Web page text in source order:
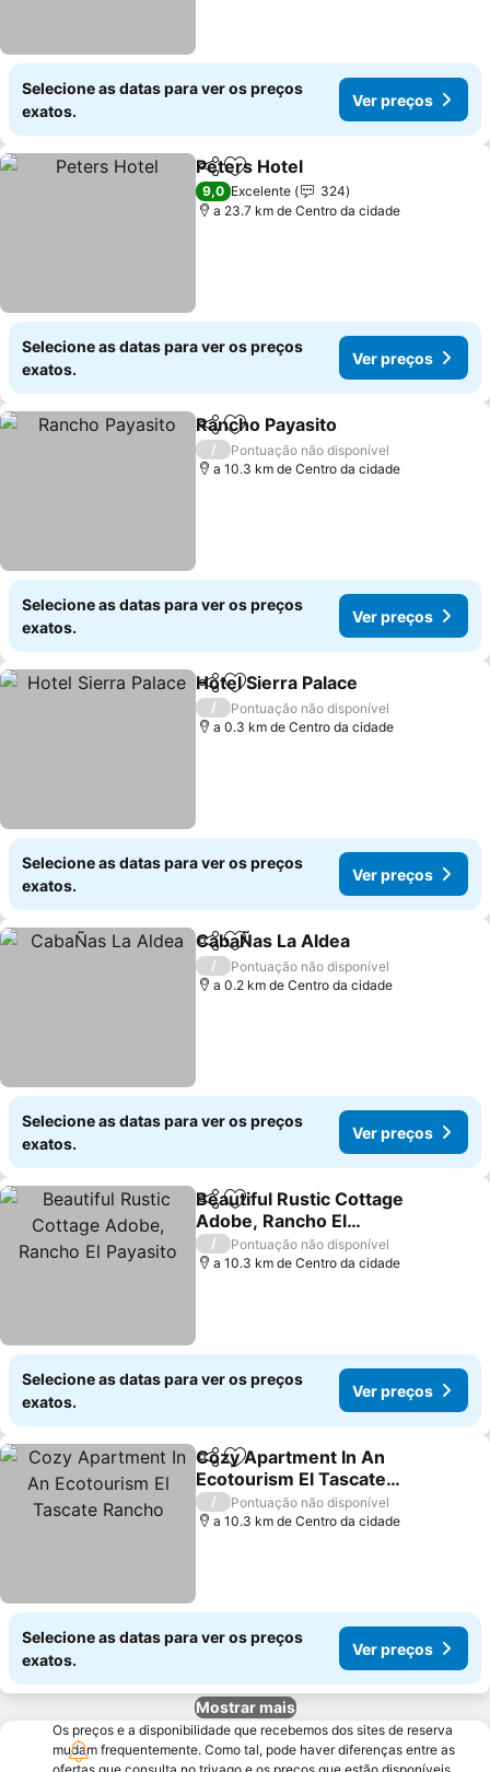
Selecione as datas para ver os preços
exatos.
Ver preços
PartilharAdicionar aos favoritos
Peters Hotel
9,0 Excelente
324
a 23.7 km de Centro da cidade
Selecione as datas para ver os preços
exatos.
Ver preços
PartilharAdicionar aos favoritos
Rancho Payasito
/
Pontuação não disponível
a 10.3 km de Centro da cidade
Selecione as datas para ver os preços
exatos.
Ver preços
PartilharAdicionar aos favoritos
Hotel Sierra Palace
/
Pontuação não disponível
a 0.3 km de Centro da cidade
Selecione as datas para ver os preços
exatos.
Ver preços
PartilharAdicionar aos favoritos
CabaÑas La Aldea
/
Pontuação não disponível
a 0.2 km de Centro da cidade
Selecione as datas para ver os preços
exatos.
Ver preços
PartilharAdicionar aos favoritos
Beautiful Rustic Cottage
Adobe, Rancho El
Payasito
Ver preços
/
Pontuação não disponível
a 10.3 km de Centro da cidade
Selecione as datas para ver os preços
exatos.
Ver preços
PartilharAdicionar aos favoritos
Cozy Apartment In An
Ecotourism El Tascate
Rancho
Ver preços
/
Pontuação não disponível
a 10.3 km de Centro da cidade
Selecione as datas para ver os preços
exatos.
Ver preços
Mostrar mais
Os preços e a disponibilidade que recebemos dos sites de reserva
mudam frequentemente. Como tal, pode haver diferenças entre as